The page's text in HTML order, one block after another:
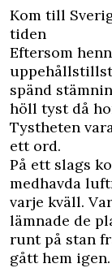
Kom till
tiden
Eftersom
spänd
höll tyst då
Tystheten
ett ord.
På ett slags
medhavda
varje kväll.
lämnade de
runt på stan
gått hem igen.